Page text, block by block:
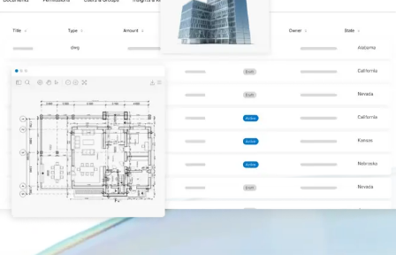
Presentación de Informes
Servicios Gestionados de Inversiones Alternativas
Servicios de deal
Supresión de información
Soporte de transacciones
Funcionalidad avanzada de informes
Traducción